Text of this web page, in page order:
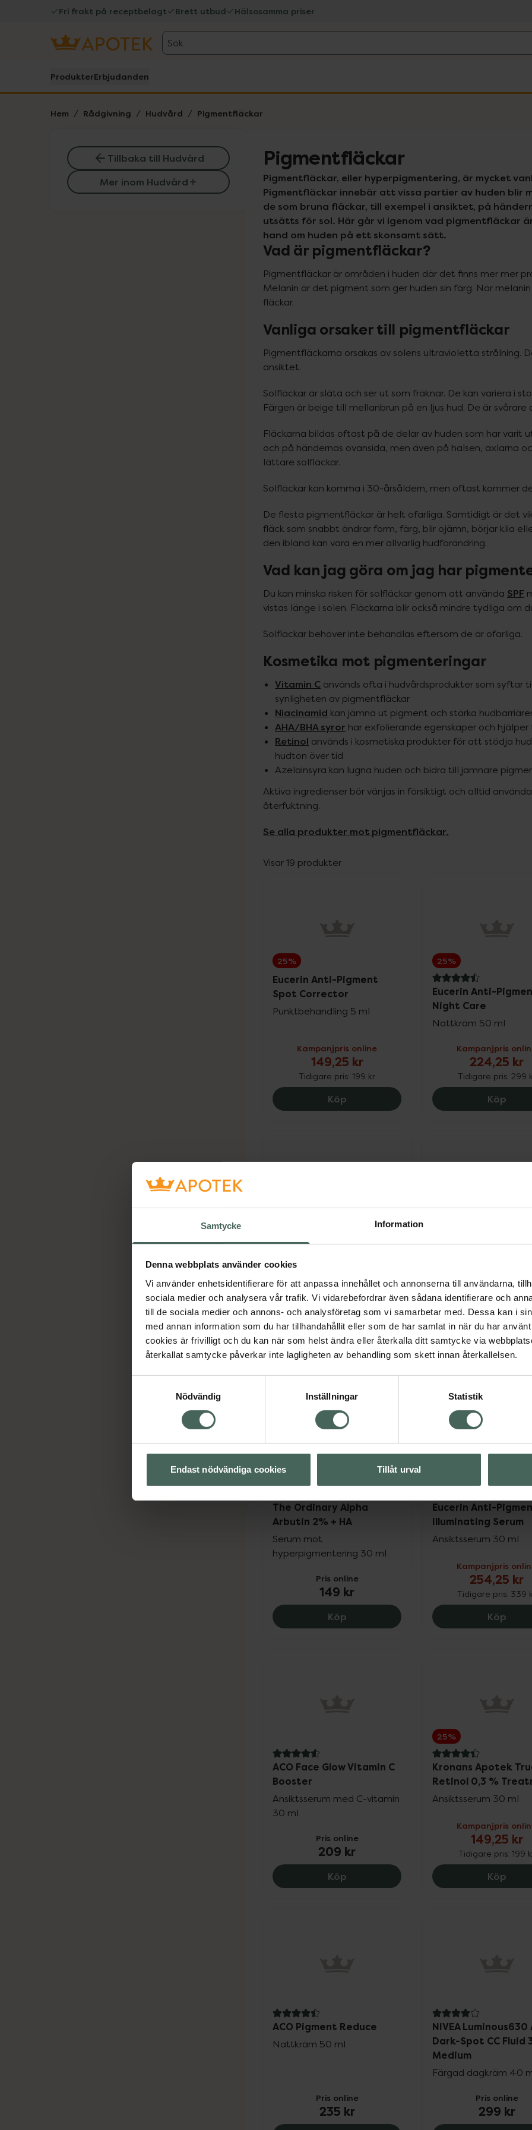
Samtycke Information
Denna webbplats använder cookies
Vi använder enhetsidentifierare för att anpassa innehållet och annonserna till användarna,
sociala medier och analysera vår trafik. Vi vidarebefordrar även sådana identifierare och
till de sociala medier och annons- och analysföretag som vi samarbetar med. Dessa kan i
med annan information som du har tillhandahållit eller som de har samlat in när du har
cookies är frivilligt och du kan när som helst ändra eller återkalla ditt samtycke via
återkallat samtycke påverkar inte lagligheten av behandling som skett innan återkallelsen.
Nödvändig
Inställningar Statistik
Endast nödvändiga cookies Tillåt urval
Fri frakt på receptbelagt Brett utbud Hälsosamma priser
Sök
ProdukterErbjudanden
Hem Rådgivning Hudvård Pigmentfläckar
Tillbaka till Hudvård
Mer inom Hudvård
Pigmentfläckar
Pigmentfläckar, eller hyperpigmentering, är mycket
Pigmentfläckar innebär att vissa partier av huden blir
de som bruna fläckar, till exempel i ansiktet, på
utsätts för sol. Här går vi igenom vad pigmentfläckar
hand om huden på ett skonsamt sätt.
Vad är pigmentfläckar?
Pigmentfläckar är områden i huden där det finns mer mer
Melanin är det pigment som ger huden sin färg. När
fläckar.
Vanliga orsaker till pigmentfläckar
Pigmentfläckarna orsakas av solens ultravioletta strålning.
ansiktet.
Solfläckar är släta och ser ut som fräknar. De kan variera i
Färgen är beige till mellanbrun på en ljus hud. De är svårare
Fläckarna bildas oftast på de delar av huden som har varit
och på händernas ovansida, men även på halsen, axlarna
lättare solfläckar.
Solfläckar kan komma i 30-årsåldern, men oftast kommer
De flesta pigmentfläckar är helt ofarliga. Samtidigt är det
fläck som snabbt ändrar form, färg, blir ojämn, börjar klia
den ibland kan vara en mer allvarlig hudförändring.
Vad kan jag göra om jag har
Du kan minska risken för solfläckar genom att använda SPF
vistas länge i solen. Fläckarna blir också mindre tydliga om
Solfläckar behöver inte behandlas eftersom de är ofarliga.
Kosmetika mot pigmenteringar
Vitamin C används ofta i hudvårdsprodukter som syftar
synligheten av pigmentfläckar
Niacinamid kan jämna ut pigment och stärka
AHA/BHA syror har exfolierande egenskaper och
Retinol används i kosmetiska produkter för att stödja
hudton över tid
Azelainsyra kan lugna huden och bidra till jämnare
Aktiva ingredienser bör vänjas in försiktigt och alltid
återfuktning.
Se alla produkter mot pigmentfläckar.
Visar 19 produkter
25%
Eucerin Anti-Pigment
Spot Corrector
Punktbehandling 5 ml
Kampanjpris online
149,25 kr
Tidigare pris:199 kr
KöpEucerin Anti-Pigment Spot Corrector,
25%
4.5 av 5 i omdöme
Eucerin Anti-
Night Care
Nattkräm 50 ml
Kampanjpris
224,25 kr
Tidigare pris: 299
Köp
4.5 av 5 i omdöme
Care SPF30
Dagkräm 50 ml
Kampanjpris online
231,75 kr
Köp Eucerin Anti-Pigment Day Care SPF30,
4.4 av 5 i omdöme
Ansiktsserum 30 ml
Kampanjpris online
63,75 kr
Köp
4.7 av 5 i omdöme
The Ordinary Alpha
Arbutin 2% + HA
Serum mot
hyperpigmentering 30 ml
Pris online
149 kr
KöpThe Ordinary Alpha Arbutin 2% + HA,
4.1 av 5 i omdöme
Eucerin Anti-
Illuminating Serum
Ansiktsserum 30 ml
Kampanjpris
254,25 kr
Tidigare pris: 339
Köp
4.6 av 5 i omdöme
ACO Face Glow Vitamin C
Booster
Ansiktsserum med C-vitamin
30 ml
Pris online
209 kr
KöpACO Face Glow Vitamin C Booster, 209
25%
4.4 av 5 i omdöme
Kronans Apotek
Retinol 0,3 %
Ansiktsserum 30 ml
Kampanjpris
149,25 kr
Tidigare pris:199
Köp
4.5 av 5 i omdöme
ACO Pigment Reduce
Nattkräm 50 ml
Pris online
235 kr
4 av 5 i omdöme
NIVEA Luminous630
Dark-Spot CC Fluid
Medium
Färgad dagkräm 40
Pris online
299 kr